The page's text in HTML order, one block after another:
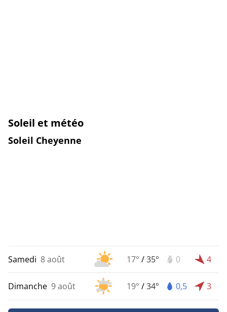
Soleil et météo
Soleil Cheyenne
Samedi 8 août 17° /35° 0 4
Dimanche 9 août 19° /34° 0,5 3